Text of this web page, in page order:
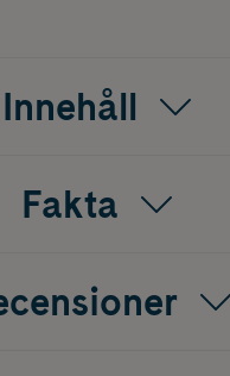
Innehåll
Fakta